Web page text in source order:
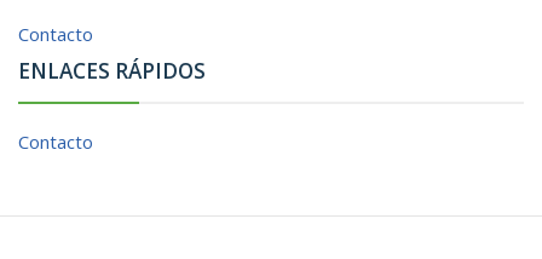
Contacto
ENLACES RÁPIDOS
Contacto